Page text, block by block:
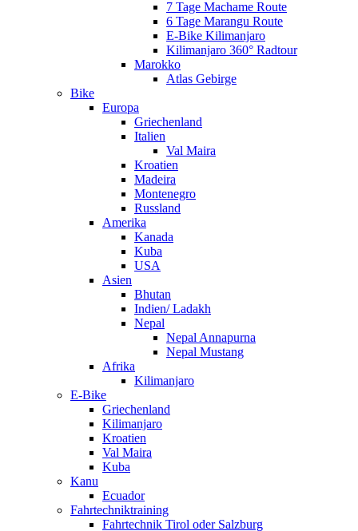
7 Tage Machame Route
6 Tage Marangu Route
E-Bike Kilimanjaro
Kilimanjaro 360° Radtour
Marokko
Atlas Gebirge
Bike
Europa
Griechenland
Italien
Val Maira
Kroatien
Madeira
Montenegro
Russland
Amerika
Kanada
Kuba
USA
Asien
Bhutan
Indien/ Ladakh
Nepal
Nepal Annapurna
Nepal Mustang
Afrika
Kilimanjaro
E-Bike
Griechenland
Kilimanjaro
Kroatien
Val Maira
Kuba
Kanu
Ecuador
Fahrtechniktraining
Fahrtechnik Tirol oder Salzburg